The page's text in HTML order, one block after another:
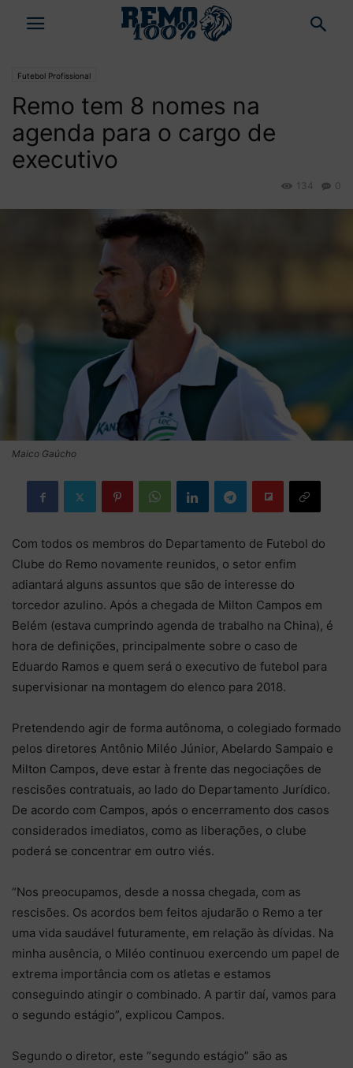
Futebol Profissional
Remo tem 8 nomes na
agenda para o cargo de
executivo
0
134
Maico Gaúcho
Com todos os membros do Departamento de Futebol do
Clube do Remo novamente reunidos, o setor enfim
adiantará alguns assuntos que são de interesse do
torcedor azulino. Após a chegada de Milton Campos em
Belém (estava cumprindo agenda de trabalho na China), é
hora de definições, principalmente sobre o caso de
Eduardo Ramos e quem será o executivo de futebol para
supervisionar na montagem do elenco para 2018.
Pretendendo agir de forma autônoma, o colegiado formado
pelos diretores Antônio Miléo Júnior, Abelardo Sampaio e
Milton Campos, deve estar à frente das negociações de
rescisões contratuais, ao lado do Departamento Jurídico.
De acordo com Campos, após o encerramento dos casos
considerados imediatos, como as liberações, o clube
poderá se concentrar em outro viés.
“Nos preocupamos, desde a nossa chegada, com as
rescisões. Os acordos bem feitos ajudarão o Remo a ter
uma vida saudável futuramente, em relação às dívidas. Na
minha ausência, o Miléo continuou exercendo um papel de
extrema importância com os atletas e estamos
conseguindo atingir o combinado. A partir daí, vamos para
o segundo estágio”, explicou Campos.
Segundo o diretor, este “segundo estágio” são as